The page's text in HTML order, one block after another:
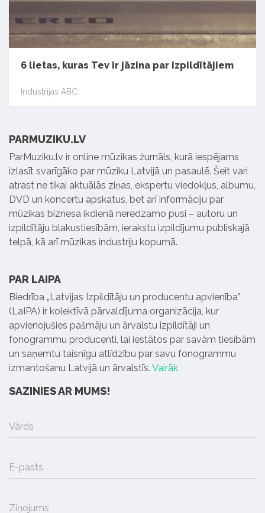
6 lietas, kuras Tev ir jāzina par izpildītājiem
Industrijas ABC
PARMUZIKU.LV
ParMuziku.lv ir online mūzikas žurnāls, kurā iespējams
izlasīt svarīgāko par mūziku Latvijā un pasaulē. Šeit vari
atrast ne tikai aktuālās ziņas, ekspertu viedokļus, albumu,
DVD un koncertu apskatus, bet arī informāciju par
mūzikas biznesa ikdienā neredzamo pusi – autoru un
izpildītāju blakustiesībām, ierakstu izpildījumu publiskajā
telpā, kā arī mūzikas industriju kopumā.
PAR LAIPA
Biedrība „Latvijas Izpildītāju un producentu apvienība”
(LaIPA) ir kolektīvā pārvaldījuma organizācija, kur
apvienojušies pašmāju un ārvalstu izpildītāji un
fonogrammu producenti, lai iestātos par savām tiesībām
un saņemtu taisnīgu atlīdzību par savu fonogrammu
izmantošanu Latvijā un ārvalstīs. Vairāk
SAZINIES AR MUMS!
Vārds
E-pasts
Ziņojums